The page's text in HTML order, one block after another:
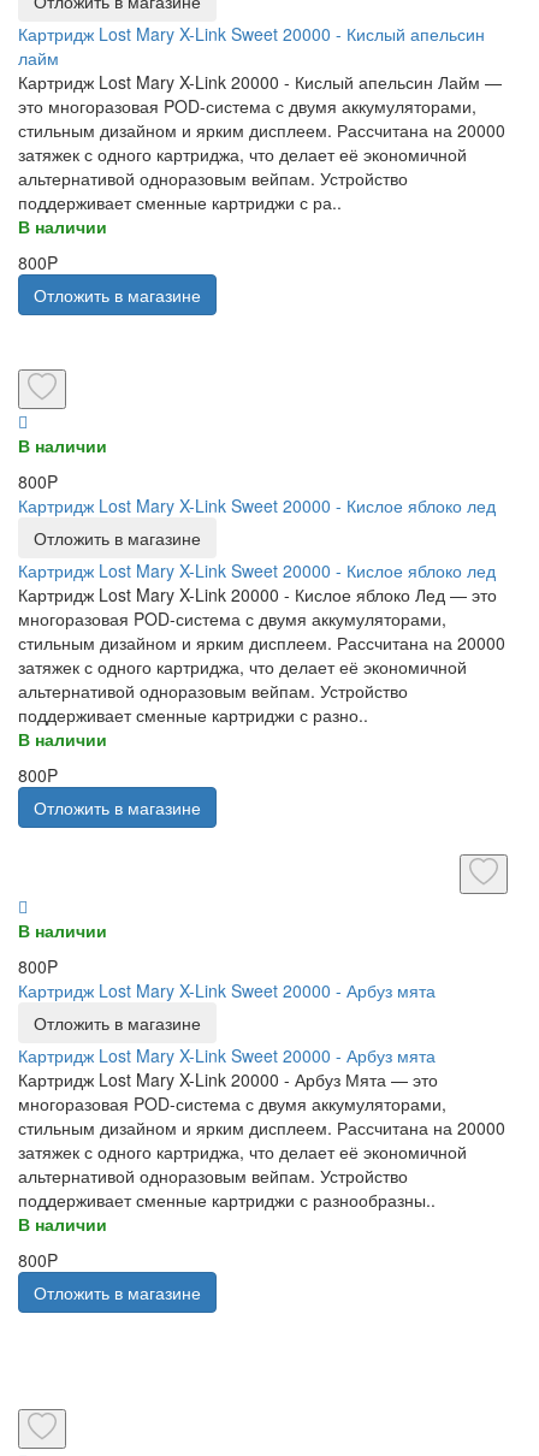
Картридж Lost Mary X-Link Sweet 20000 - Кислый апельсин
лайм
Картридж Lost Mary X-Link 20000 - Кислый апельсин Лайм —
это многоразовая POD-система с двумя аккумуляторами,
стильным дизайном и ярким дисплеем. Рассчитана на 20000
затяжек с одного картриджа, что делает её экономичной
альтернативой одноразовым вейпам. Устройство
поддерживает сменные картриджи с ра..
В наличии
800P
Отложить в магазине
В наличии
800P
Картридж Lost Mary X-Link Sweet 20000 - Кислое яблоко лед
Отложить в магазине
Картридж Lost Mary X-Link Sweet 20000 - Кислое яблоко лед
Картридж Lost Mary X-Link 20000 - Кислое яблоко Лед — это
многоразовая POD-система с двумя аккумуляторами,
стильным дизайном и ярким дисплеем. Рассчитана на 20000
затяжек с одного картриджа, что делает её экономичной
альтернативой одноразовым вейпам. Устройство
поддерживает сменные картриджи с разно..
В наличии
800P
Отложить в магазине
В наличии
800P
Картридж Lost Mary X-Link Sweet 20000 - Арбуз мята
Отложить в магазине
Картридж Lost Mary X-Link Sweet 20000 - Арбуз мята
Картридж Lost Mary X-Link 20000 - Арбуз Мята — это
многоразовая POD-система с двумя аккумуляторами,
стильным дизайном и ярким дисплеем. Рассчитана на 20000
затяжек с одного картриджа, что делает её экономичной
альтернативой одноразовым вейпам. Устройство
поддерживает сменные картриджи с разнообразны..
В наличии
800P
Отложить в магазине